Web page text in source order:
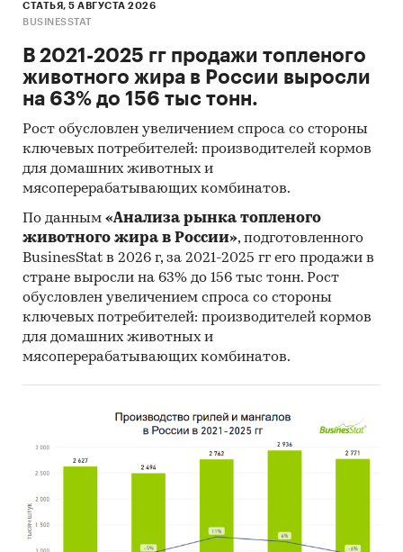
СТАТЬЯ, 5 АВГУСТА 2026
BUSINESSTAT
В 2021-2025 гг продажи топленого
животного жира в России выросли
на 63% до 156 тыс тонн.
Рост обусловлен увеличением спроса со стороны
ключевых потребителей: производителей кормов
для домашних животных и
мясоперерабатывающих комбинатов.
По данным «Анализа рынка топленого
животного жира в России», подготовленного
BusinesStat в 2026 г, за 2021-2025 гг его продажи в
стране выросли на 63% до 156 тыс тонн. Рост
обусловлен увеличением спроса со стороны
ключевых потребителей: производителей кормов
для домашних животных и
мясоперерабатывающих комбинатов.